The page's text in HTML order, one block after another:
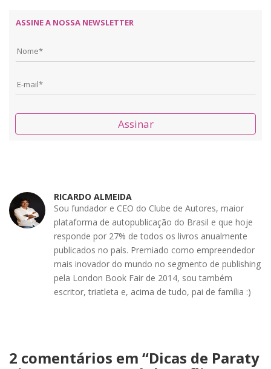
ASSINE A NOSSA NEWSLETTER
Assinar
RICARDO ALMEIDA
Sou fundador e CEO do Clube de Autores, maior
plataforma de autopublicação do Brasil e que hoje
responde por 27% de todos os livros anualmente
publicados no país. Premiado como empreendedor
mais inovador do mundo no segmento de publishing
pela London Book Fair de 2014, sou também
escritor, triatleta e, acima de tudo, pai de família :)
2 comentários em “Dicas de Paraty